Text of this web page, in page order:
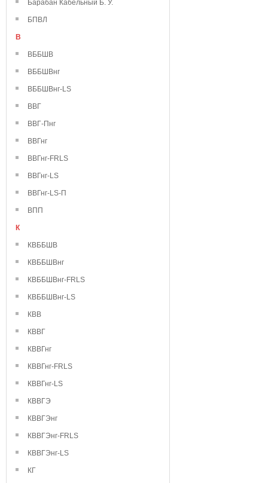
Барабан Кабельный Б. У.
БПВЛ
В
ВББШВ
ВББШВнг
ВББШВнг-LS
ВВГ
ВВГ-Пнг
ВВГнг
ВВГнг-FRLS
ВВГнг-LS
ВВГнг-LS-П
ВПП
К
КВББШВ
КВББШВнг
КВББШВнг-FRLS
КВББШВнг-LS
КВВ
КВВГ
КВВГнг
КВВГнг-FRLS
КВВГнг-LS
КВВГЭ
КВВГЭнг
КВВГЭнг-FRLS
КВВГЭнг-LS
КГ